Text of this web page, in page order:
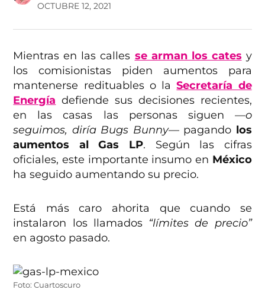
OCTUBRE 12, 2021
Mientras en las calles se arman los cates y
los comisionistas piden aumentos para
mantenerse redituables o laSecretaría de
Energía defiende sus decisiones recientes,
en las casas las personas siguen —o
seguimos, diría Bugs Bunny—pagando los
aumentos al Gas LP. Según las cifras
oficiales, este importante insumo en México
ha seguido aumentando su precio.
Está más caro ahorita que cuando se
instalaron los llamados “límites de precio”
en agosto pasado.
Foto: Cuartoscuro